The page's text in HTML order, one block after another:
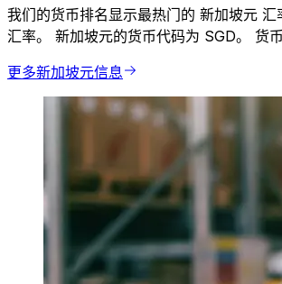
我们的货币排名显示最热门的 新加坡元
汇率。 新加坡元的货币代码为 SGD。 货
更多新加坡元信息